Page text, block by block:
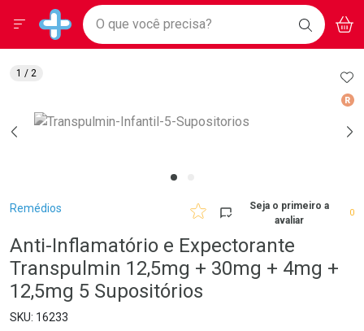
Drogarias Pacheco
Baixe nosso APP e aproveite Ofertas Exclusivas!
BAIXE
O APP
Ir direto para a home
pela página
Ir direto para o conteúdo
Ir direto para a busca
Ir direto para a conta
Ir direto para a notificações
Ir direto para o carrinho
Faça a sua busca
O que você precisa? BUSCAR
Menu
Breadcrumb
Remédios
Seja o primeiro a
avaliar
0
Anti-Inflamatório e Expectorante
Transpulmin 12,5mg + 30mg + 4mg +
12,5mg 5 Supositórios
16233
1 / 2